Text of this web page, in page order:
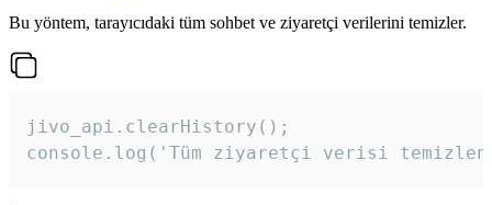
Bu yöntem, tarayıcıdaki tüm sohbet ve ziyaretçi verilerini temizler.
jivo_api.clearHistory();
console.log('Tüm ziyaretçi verisi